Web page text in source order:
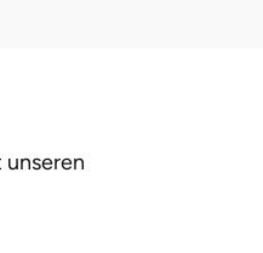
unseren